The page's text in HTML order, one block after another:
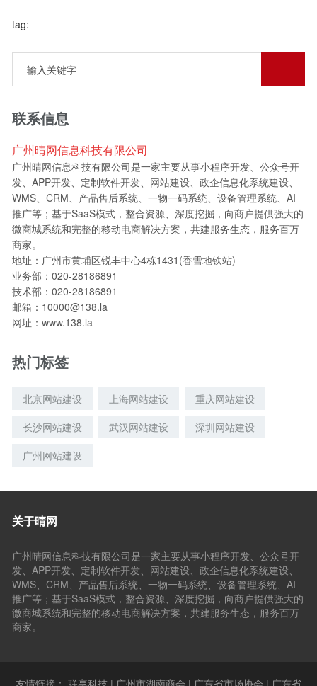
tag:
联系信息
广州晴网信息科技有限公司
广州晴网信息科技有限公司是一家主要从事小程序开发、公众号开
发、APP开发、定制软件开发、网站建设、政企信息化系统建设、
WMS、CRM、产品售后系统、一物一码系统、设备管理系统、AI
推广等；基于SaaS模式，整合资源、深度挖掘，向商户提供强大的
微商城系统和完整的移动电商解决方案，共建服务生态，服务百万
商家。
地址：广州市黄埔区锐丰中心4栋1431(香雪地铁站)
业务部：020-28186891
技术部：020-28186891
邮箱：10000@138.la
网址：www.138.la
热门标签
北京网站建设 上海网站建设
重庆网站建设
长沙网站建设
武汉网站建设
深圳网站建设
广州网站建设
关于晴网
广州晴网信息科技有限公司是一家主要从事小程序开发、公众号开
发、APP开发、定制软件开发、网站建设、政企信息化系统建设、
WMS、CRM、产品售后系统、一物一码系统、设备管理系统、AI
推广等；基于SaaS模式，整合资源、深度挖掘，向商户提供强大的
微商城系统和完整的移动电商解决方案，共建服务生态，服务百万
商家。